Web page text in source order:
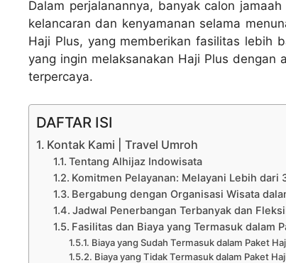
Dalam perjalanannya, banyak calon
kelancaran dan kenyamanan selama
Haji Plus, yang memberikan fasilitas lebih
yang ingin melaksanakan Haji Plus dengan
terpercaya.
DAFTAR ISI
Kontak Kami | Travel Umroh
Tentang Alhijaz Indowisata
Komitmen Pelayanan: Melayani Lebih dari
Bergabung dengan Organisasi Wisata
Jadwal Penerbangan Terbanyak dan
Fasilitas dan Biaya yang Termasuk dalam
Biaya yang Sudah Termasuk dalam Paket
Biaya yang Tidak Termasuk dalam Paket